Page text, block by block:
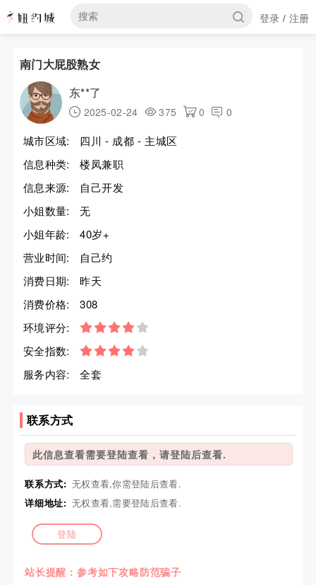
登录 / 注册
南门大屁股熟女
东**了
2025-02-24 375 0 0
城市区域:
四川 - 成都 - 主城区
信息种类:
楼凤兼职
信息来源:
自己开发
小姐数量:
无
小姐年龄:
40岁+
营业时间:
自己约
消费日期:
昨天
消费价格:
308
环境评分:
安全指数:
服务内容:
全套
联系方式
此信息查看需要登陆查看，请登陆后查看.
联系方式: 无权查看,你需登陆后查看.
详细地址: 无权查看,需要登陆后查看.
登陆
站长提醒：参考如下攻略防范骗子